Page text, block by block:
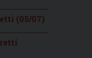
(05/07)